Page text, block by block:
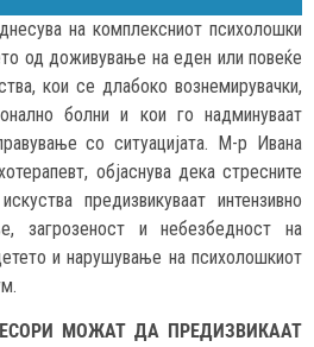
на комплексниот психолошки
од доживување на еден или повеќе
кои се длабоко вознемирувачки,
болни и кои го надминуваат
со ситуацијата. М-р Ивана
објаснува дека стресните
предизвикуваат интензивно
загрозеност и небезбедност на
и нарушување на психолошкиот
МОЖАТ ДА ПРЕДИЗВИКААТ